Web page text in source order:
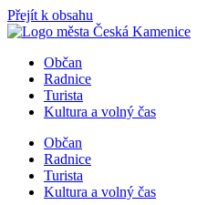
Přejít k obsahu
Občan
Radnice
Turista
Kultura a volný čas
Občan
Radnice
Turista
Kultura a volný čas